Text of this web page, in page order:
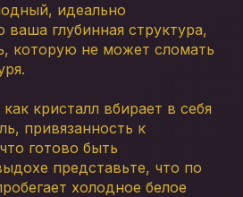
идеально
глубинная структура,
которую не может сломать
кристалл вбирает в себя
привязанность к
готово быть
представьте, что по
холодное белое